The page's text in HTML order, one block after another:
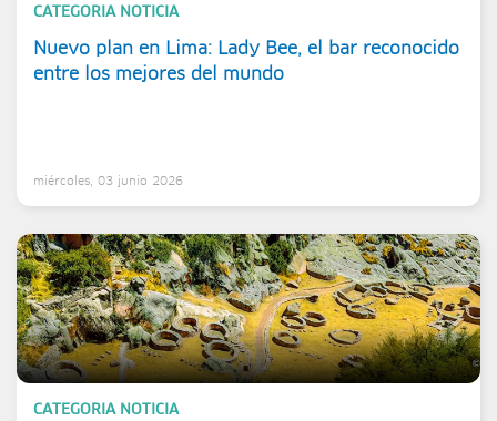
CATEGORIA NOTICIA
Nuevo plan en Lima: Lady Bee, el bar reconocido
entre los mejores del mundo
miércoles, 03 junio 2026
CATEGORIA NOTICIA